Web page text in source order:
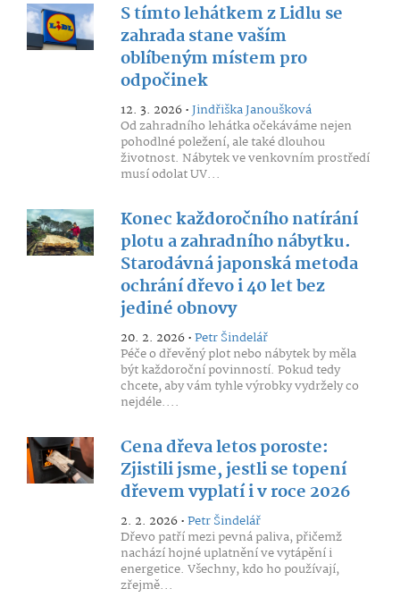
S tímto lehátkem z Lidlu se
zahrada stane vaším
oblíbeným místem pro
odpočinek
12. 3. 2026 •Jindřiška Janoušková
Od zahradního lehátka očekáváme nejen
pohodlné poležení, ale také dlouhou
životnost. Nábytek ve venkovním prostředí
musí odolat UV...
Konec každoročního natírání
plotu a zahradního nábytku.
Starodávná japonská metoda
ochrání dřevo i 40 let bez
jediné obnovy
20. 2. 2026 •Petr Šindelář
Péče o dřevěný plot nebo nábytek by měla
být každoroční povinností. Pokud tedy
chcete, aby vám tyhle výrobky vydržely co
nejdéle....
Cena dřeva letos poroste:
Zjistili jsme, jestli se topení
dřevem vyplatí i v roce 2026
2. 2. 2026 •Petr Šindelář
Dřevo patří mezi pevná paliva, přičemž
nachází hojné uplatnění ve vytápění i
energetice. Všechny, kdo ho používají,
zřejmě...